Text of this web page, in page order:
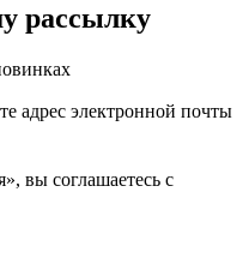
рассылку
адрес электронной почты
вы соглашаетесь с